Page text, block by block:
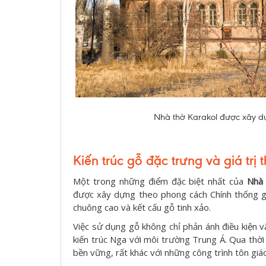
Nhà thờ Karakol được xây
Kiến trúc gỗ đặc trưng và giá trị
Một trong những điểm đặc biệt nhất của
được xây dựng theo phong cách Chính
chuông cao và kết cấu gỗ tinh xảo.
Việc sử dụng gỗ không chỉ phản ánh điều kiện
kiến trúc Nga với môi trường Trung Á. Qua
bền vững, rất khác với những công trình tôn